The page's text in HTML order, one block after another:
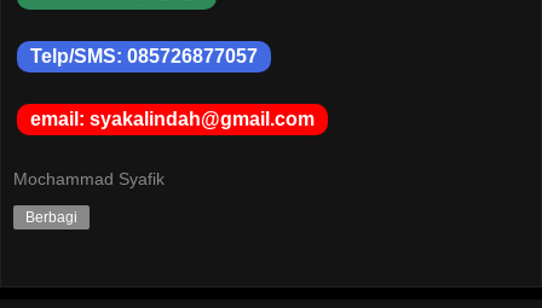
Telp/SMS: 085726877057
email: syakalindah@gmail.com
Mochammad Syafik
Berbagi